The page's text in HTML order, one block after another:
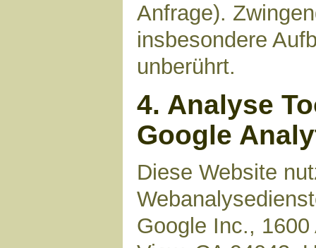
Anfrage).
insbesondere
unberührt.
4. Analyse
Google
Diese Website
Google Inc.,